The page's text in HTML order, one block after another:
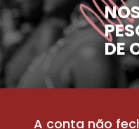
DE
A conta não